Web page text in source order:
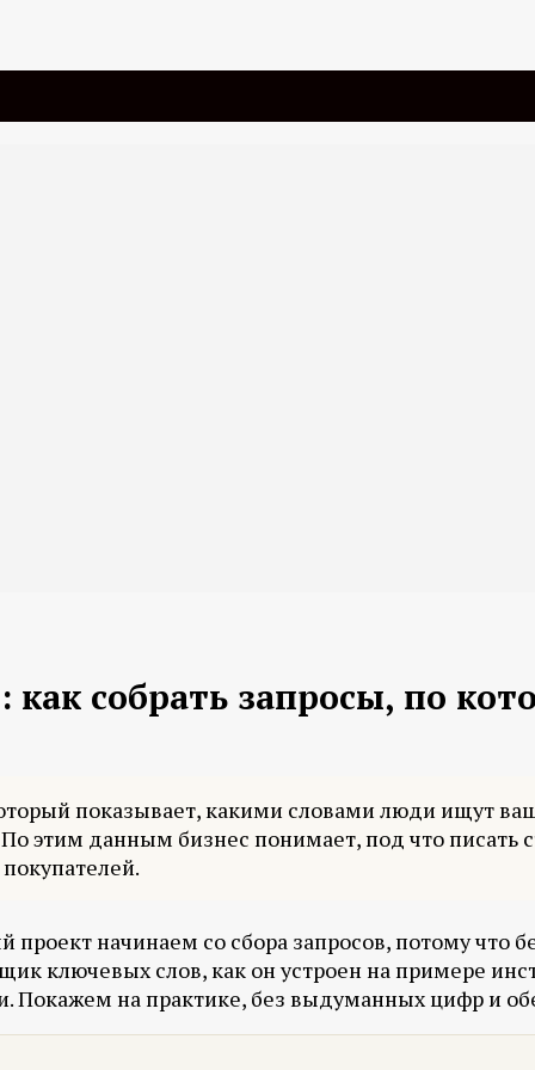
собрать запросы, по
показывает, какими словами люди ищут ваш
этим данным бизнес понимает, под что писать
начинаем со сбора запросов, потому что
ключевых слов, как он устроен на примере
Покажем на практике, без выдуманных цифр и